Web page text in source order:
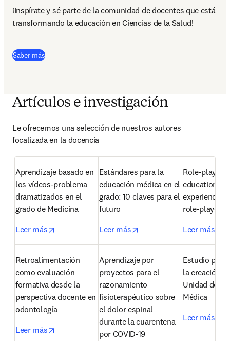
¡Inspírate y sé parte de la comunidad de docentes que está
transformando la educación en Ciencias de la Salud!
Saber más(
Artículos e investigación
Le ofrecemos una selección de nuestros autores
focalizada en la docencia
Aprendizaje basado en
los vídeos-problema
dramatizados en el
grado de Medicina
Leer más
opens in new tab/window
Estándares para la
educación médica en el
grado: 10 claves para el
futuro
Leer más
opens in new tab/window
Role-playing
education: An
experience
role-players
Leer más
Retroalimentación
como evaluación
formativa desde la
perspectiva docente en
odontología
Leer más
opens in new tab/window
Aprendizaje por
proyectos para el
razonamiento
fisioterapéutico sobre
el dolor espinal
durante la cuarentena
por COVID-19
Estudio
la creación
Unidad de
Médica
Leer más